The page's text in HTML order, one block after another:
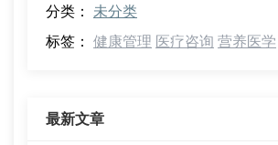
分类： 未分类
标签： 健康管理 医疗咨询 营养医学
最新文章